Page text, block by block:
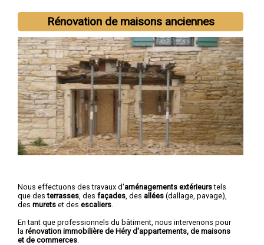
Nous intervenons aussi dans les villes suivantes :Nevers,
Cosne-Cours-sur-Loire,Varennes-Vauzelles,Decize,La Charité-
sur-Loire,Fourchambault,Clamecy,Imphy,Garchizy, La
Machine
Rénovation de maisons anciennes
Nous effectuons des travaux d'aménagements extérieurstels
que desterrasses , des façades , des allées (dallage, pavage),
des murets et des escaliers
En tant que professionnels du bâtiment, nous intervenons pour
la rénovation immobilière de Héry d'appartements, de maisons
et de commerces